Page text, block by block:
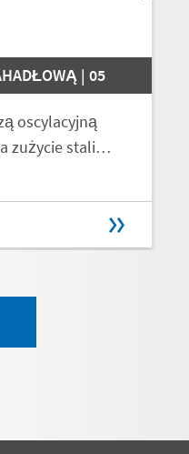
| 05
oscylacyjną
zużycie stali…